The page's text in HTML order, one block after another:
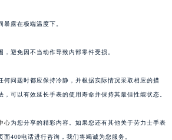
暴露在极端温度下。
避免因不当动作导致内部零件受损。
何问题时都应保持冷静，并根据实际情况采取相应的措
，可以有效延长手表的使用寿命并保持其最佳性能状态。
心为您分享的精彩内容。如果您还有其他关于劳力士手表
400电话进行咨询，我们将竭诚为您服务。